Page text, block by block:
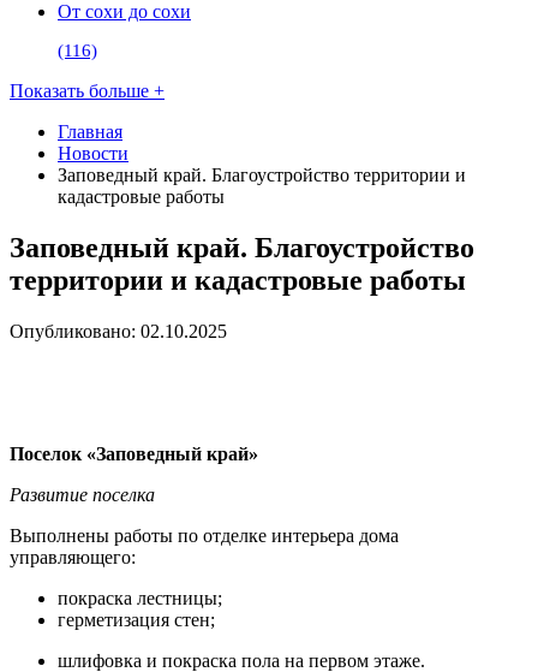
От сохи до сохи
(116)
Показать больше +
Главная
Новости
Заповедный край. Благоустройство территории и
кадастровые работы
Заповедный край. Благоустройство
территории и кадастровые работы
Опубликовано: 02.10.2025
Поселок «Заповедный край»
Развитие поселка
Выполнены работы по отделке интерьера дома
управляющего:
покраска лестницы;
герметизация стен;
шлифовка и покраска пола на первом этаже.